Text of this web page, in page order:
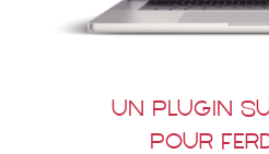
Un plugin
pour